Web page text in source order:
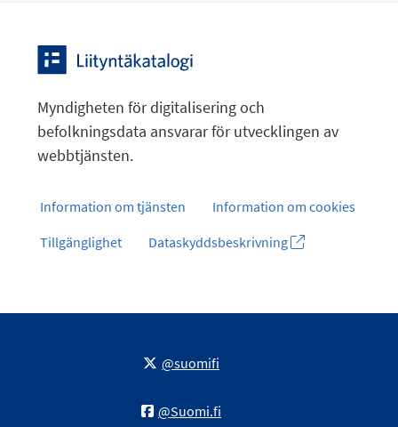
Myndigheten för digitalisering och
befolkningsdata ansvarar för utvecklingen av
webbtjänsten.
Information om tjänsten
Information om cookies
Tillgänglighet
Dataskyddsbeskrivning
@suomifi
@Suomi.fi